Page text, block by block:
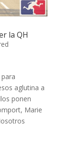
la QH
aglutina a
ponen
Marie